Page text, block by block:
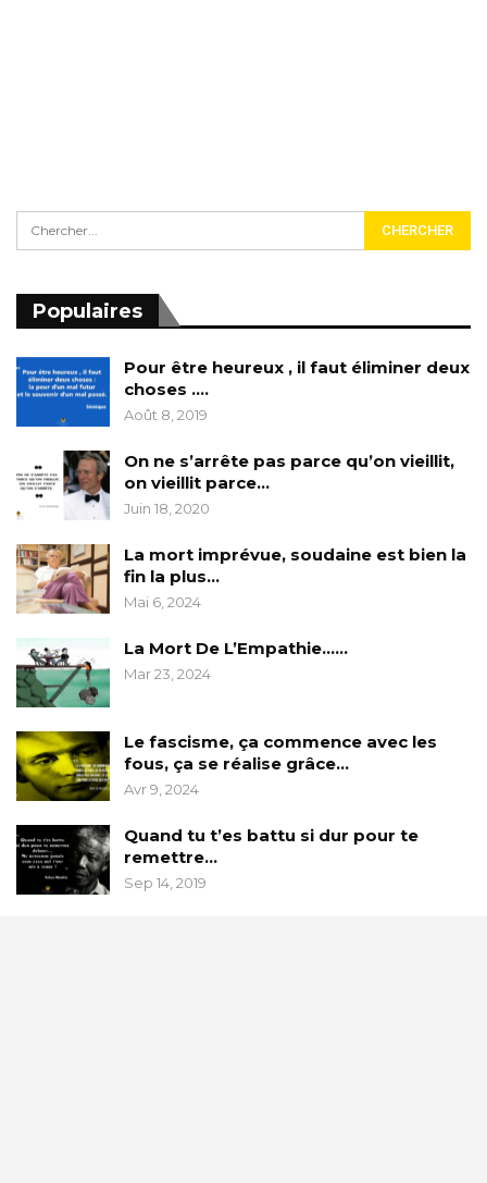
Populaires
Pour être heureux , il faut éliminer deux
choses ….
Août 8, 2019
On ne s’arrête pas parce qu’on vieillit,
on vieillit parce…
Juin 18, 2020
La mort imprévue, soudaine est bien la
fin la plus…
Mai 6, 2024
La Mort De L’Empathie……
Mar 23, 2024
Le fascisme, ça commence avec les
fous, ça se réalise grâce…
Avr 9, 2024
Quand tu t’es battu si dur pour te
remettre…
Sep 14, 2019